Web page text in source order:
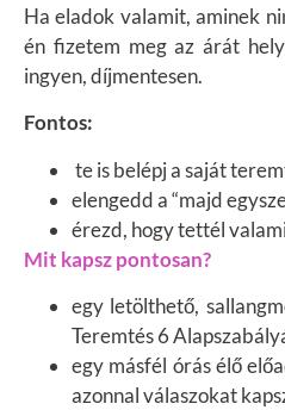
Ha eladok valamit, aminek
én fizetem meg az árát
ingyen, díjmentesen.
Fontos:
te is belépj a saját
elengedd a “majd
érezd, hogy tettél
Mit kapsz pontosan?
egy letölthető,
Teremtés 6
egy másfél órás élő
azonnal válaszokat